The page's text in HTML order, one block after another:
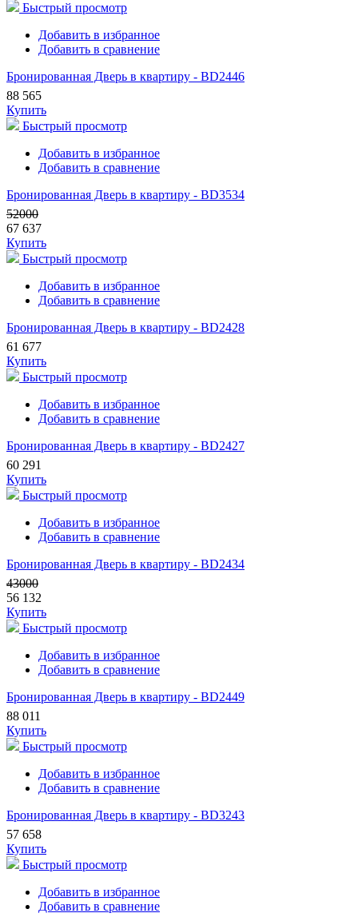
Быстрый просмотр
Добавить в избранное
Добавить в сравнение
Бронированная Дверь в квартиру - BD2446
88 565
Купить
Быстрый просмотр
Добавить в избранное
Добавить в сравнение
Бронированная Дверь в квартиру - BD3534
52000
67 637
Купить
Быстрый просмотр
Добавить в избранное
Добавить в сравнение
Бронированная Дверь в квартиру - BD2428
61 677
Купить
Быстрый просмотр
Добавить в избранное
Добавить в сравнение
Бронированная Дверь в квартиру - BD2427
60 291
Купить
Быстрый просмотр
Добавить в избранное
Добавить в сравнение
Бронированная Дверь в квартиру - BD2434
43000
56 132
Купить
Быстрый просмотр
Добавить в избранное
Добавить в сравнение
Бронированная Дверь в квартиру - BD2449
88 011
Купить
Быстрый просмотр
Добавить в избранное
Добавить в сравнение
Бронированная Дверь в квартиру - BD3243
57 658
Купить
Быстрый просмотр
Добавить в избранное
Добавить в сравнение